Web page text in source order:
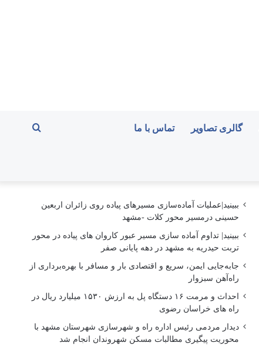
گالری تصاویر تماس با ما جستجو
ببینید|عملیات آماده‌سازی مسیرهای پیاده روی زائران اربعین
حسینی درمسیر محور کلات -مشهد
ببینید| تداوم آماده سازی مسیر عبور کاروان های پیاده در محور
تربت حیدریه به مشهد در دهه پایانی صفر
جابه‌جایی ایمن، سریع و اقتصادی بار و مسافر با بهره‌برداری از
راه‌آهن سبزوار
احداث و مرمت ۱۶ دستگاه پل به ارزش ۱۵۳۰ میلیارد ریال در
راه های خراسان رضوی
دیدار مردمی رئیس اداره راه و شهرسازی شهرستان مشهد با
محوریت پیگیری مطالبات مسکن شهروندان انجام شد